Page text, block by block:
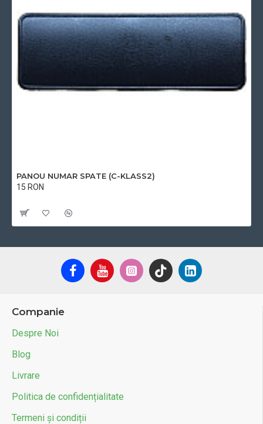
PANOU NUMAR SPATE (C-KLASS2)
15 RON
Companie
Despre Noi
Blog
Livrare
Politica de confidențialitate
Termeni și condiții